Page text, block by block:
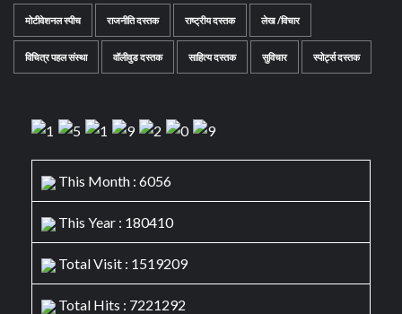
मोटीवेशनल स्पीच राजनीति दस्तक राष्ट्रीय दस्तक लेख /विचार
विचित्र पहल संस्था वॉलीवुड दस्तक साहित्य दस्तक सुविचार स्पोर्ट्स दस्तक
This Month : 6056
This Year : 180410
Total Visit : 1519209
Total Hits : 7221292